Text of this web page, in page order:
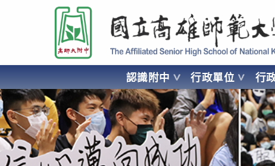
要
容
國立高雄師範大學附屬高級中學 Affiliated Senior High School of
認識附中 行政單位 行
AFFILIATED SENIOR HIGH SCHOOL OF NATIONAL